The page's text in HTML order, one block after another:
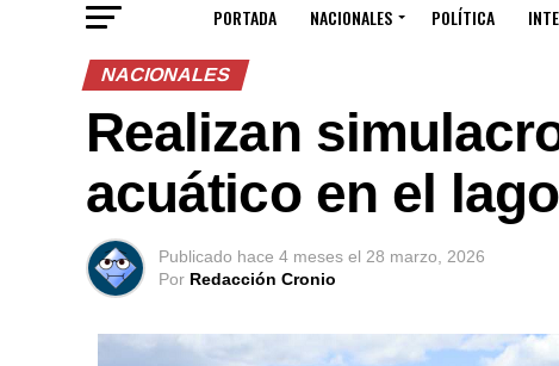
PORTADA NACIONALES POLÍTICA
NACIONALES
Realizan
acuático en el
Publicado hace 4 meses el 28 marzo, 2026
Por Redacción Cronio